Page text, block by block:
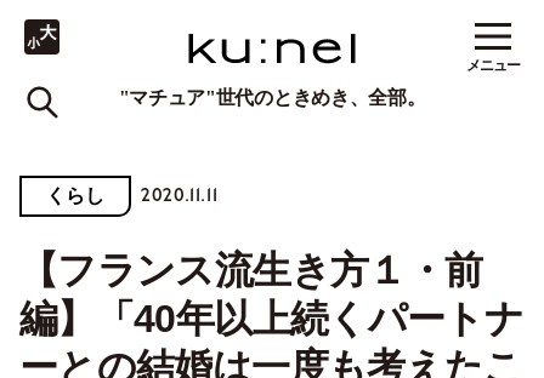
"マチュア"世代のときめき、全部。
メニュー
くらし 2020.11.11
【フランス流生き方１・前
編】「40年以上続くパートナ
ーとの結婚は一度も考えたこ